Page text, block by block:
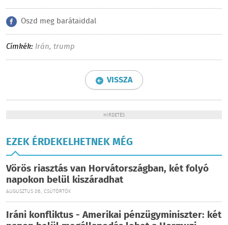
Oszd meg barátaiddal
Címkék: Irán, trump
VISSZA
HIRDETÉS
EZEK ÉRDEKELHETNEK MÉG
Vörös riasztás van Horvátországban, két folyó
napokon belül kiszáradhat
AUGUSZTUS 06., CSÜTÖRTÖK
Iráni konfliktus - Amerikai pénzügyminiszter: két